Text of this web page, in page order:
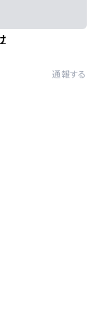
通報する